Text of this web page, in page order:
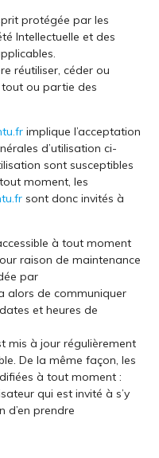
protégée par les
Intellectuelle et des
réutiliser, céder ou
ou partie des
implique l’acceptation
d’utilisation ci-
sont susceptibles
moment, les
sont donc invités à
à tout moment
raison de maintenance
par
alors de communiquer
et heures de
mis à jour régulièrement
De la même façon, les
à tout moment :
qui est invité à s’y
d’en prendre